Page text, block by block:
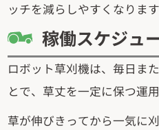
ッチを減らしやすくなります
稼働スケジュ
ロボット草刈機は、毎日ま
とで、草丈を一定に保つ運
草が伸びきってから一気に